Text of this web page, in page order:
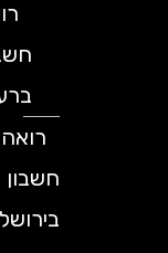
רואה
חשבון
ברעננה
רואה
חשבון
בירושלים